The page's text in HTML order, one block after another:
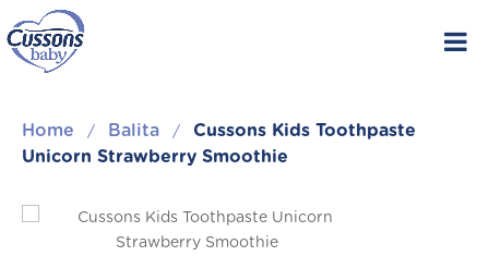
to
content
Home / Balita /
Cussons Kids Toothpaste
Unicorn Strawberry Smoothie